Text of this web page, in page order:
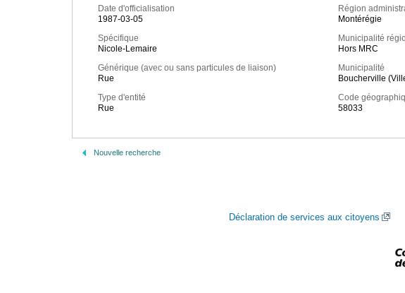
Date d'officialisation
1987-03-05
Spécifique
Nicole-Lemaire
Générique (avec ou sans particules de liaison)
Rue
Type d'entité
Rue
Région
Montérégie
Municipalité
Hors MRC
Municipalité
Boucherville
Code
58033
Nouvelle recherche
Déclaration de services aux citoyens